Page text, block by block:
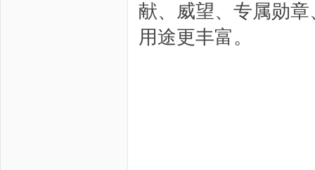
献、威望、专属勋
用途更丰富。